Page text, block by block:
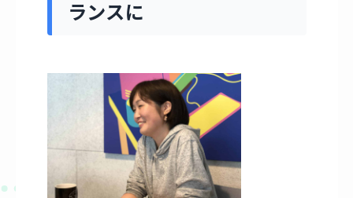
ランスに